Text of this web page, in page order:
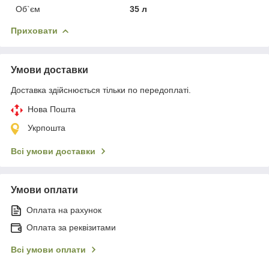
Об`єм
35 л
Приховати
Умови доставки
Доставка здійснюється тільки по передоплаті.
Нова Пошта
Укрпошта
Всі умови доставки
Умови оплати
Оплата на рахунок
Оплата за реквізитами
Всі умови оплати